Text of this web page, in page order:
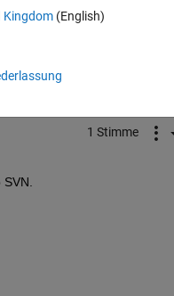
1 Stimme
Kingdom(English)